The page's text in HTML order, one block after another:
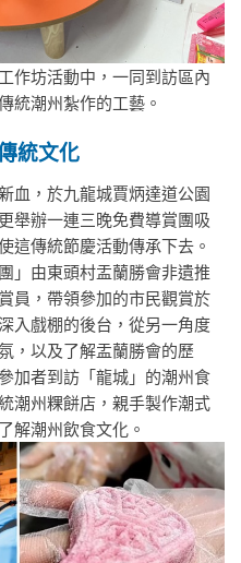
作坊活動中，一同到訪區內
統潮州紮作的工藝。
統文化
血，於九龍城賈炳達道公園
舉辦一連三晚免費導賞團吸
這傳統節慶活動傳承下去。
」由東頭村盂蘭勝會非遺推
員，帶領參加的市民觀賞於
入戲棚的後台，從另一角度
，以及了解盂蘭勝會的歷
加者到訪「龍城」的潮州食
潮州粿餅店，親手製作潮式
解潮州飲食文化。